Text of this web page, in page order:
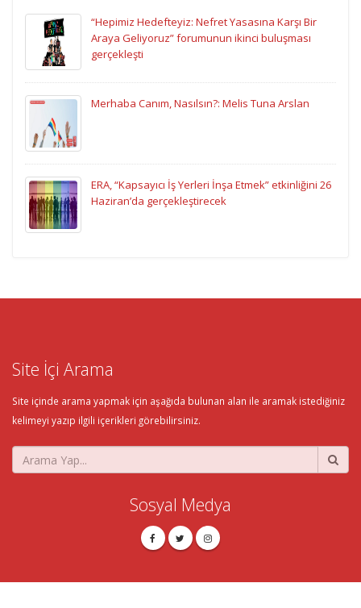
“Hepimiz Hedefteyiz: Nefret Yasasına Karşı Bir
Araya Geliyoruz” forumunun ikinci buluşması
gerçekleşti
Merhaba Canım, Nasılsın?: Melis Tuna Arslan
ERA, “Kapsayıcı İş Yerleri İnşa Etmek” etkinliğini 26
Haziran’da gerçekleştirecek
Site İçi Arama
Site içinde arama yapmak için aşağıda bulunan alan ile aramak istediğiniz
kelimeyi yazıp ilgili içerikleri görebilirsiniz.
Sosyal Medya